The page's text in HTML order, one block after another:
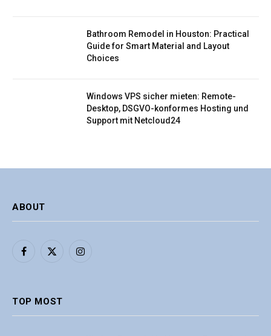
Bathroom Remodel in Houston: Practical
Guide for Smart Material and Layout
Choices
Windows VPS sicher mieten: Remote-
Desktop, DSGVO-konformes Hosting und
Support mit Netcloud24
ABOUT
Facebook
X
Instagram
TOP MOST